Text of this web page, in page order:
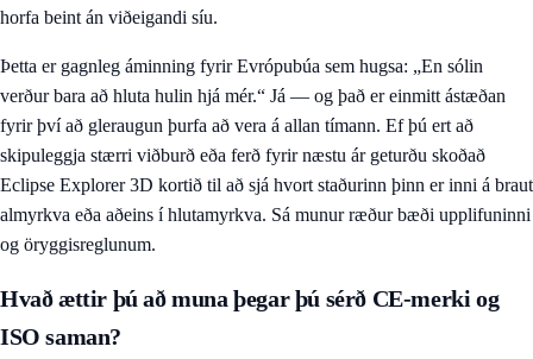
horfa beint án viðeigandi síu.
Þetta er gagnleg áminning fyrir Evrópubúa sem hugsa: „En sólin
verður bara að hluta hulin hjá mér.“ Já — og það er einmitt ástæðan
fyrir því að gleraugun þurfa að vera á allan tímann. Ef þú ert að
skipuleggja stærri viðburð eða ferð fyrir næstu ár geturðu skoðað
Eclipse Explorer 3D kortið til að sjá hvort staðurinn þinn er inni á braut
almyrkva eða aðeins í hlutamyrkva. Sá munur ræður bæði upplifuninni
og öryggisreglunum.
Hvað ættir þú að muna þegar þú sérð CE-merki og
ISO saman?